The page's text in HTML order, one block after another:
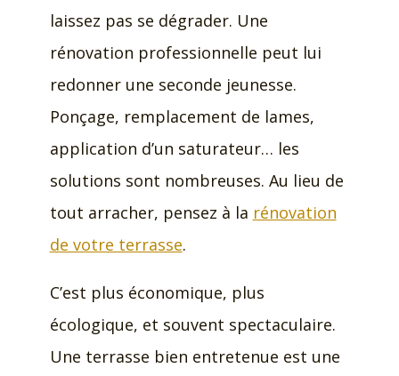
laissez pas se dégrader. Une
rénovation professionnelle peut lui
redonner une seconde jeunesse.
Ponçage, remplacement de lames,
application d’un saturateur… les
solutions sont nombreuses. Au lieu de
tout arracher, pensez à la rénovation
de votre terrasse.
C’est plus économique, plus
écologique, et souvent spectaculaire.
Une terrasse bien entretenue est une